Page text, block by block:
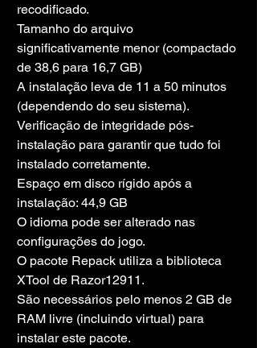
recodificado.
Tamanho do arquivo
significativamente menor (compactado
de 38,6 para 16,7 GB)
A instalação leva de 11 a 50 minutos
(dependendo do seu sistema).
Verificação de integridade pós-
instalação para garantir que tudo foi
instalado corretamente.
Espaço em disco rígido após a
instalação: 44,9 GB
O idioma pode ser alterado nas
configurações do jogo.
O pacote Repack utiliza a biblioteca
XTool de Razor12911.
São necessários pelo menos 2 GB de
RAM livre (incluindo virtual) para
instalar este pacote.